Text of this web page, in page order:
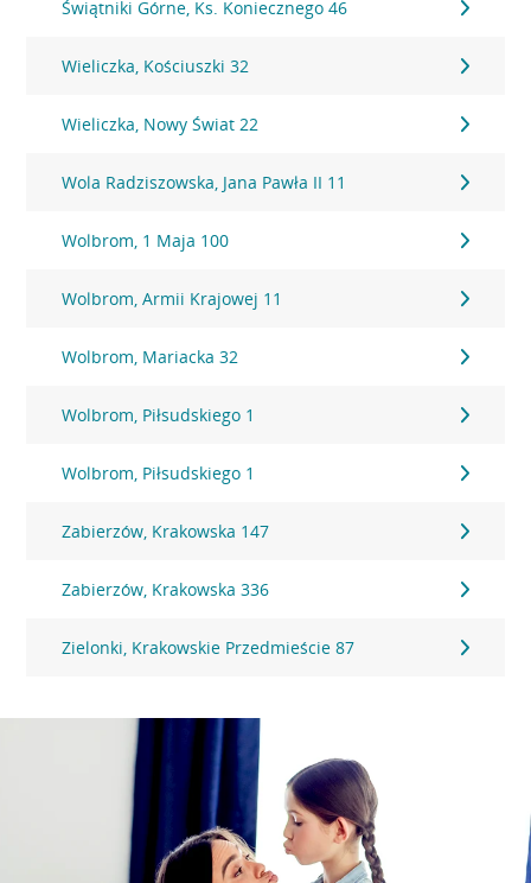
Świątniki Górne, Ks. Koniecznego 46
Wieliczka, Kościuszki 32
Wieliczka, Nowy Świat 22
Wola Radziszowska, Jana Pawła II 11
Wolbrom, 1 Maja 100
Wolbrom, Armii Krajowej 11
Wolbrom, Mariacka 32
Wolbrom, Piłsudskiego 1
Wolbrom, Piłsudskiego 1
Zabierzów, Krakowska 147
Zabierzów, Krakowska 336
Zielonki, Krakowskie Przedmieście 87